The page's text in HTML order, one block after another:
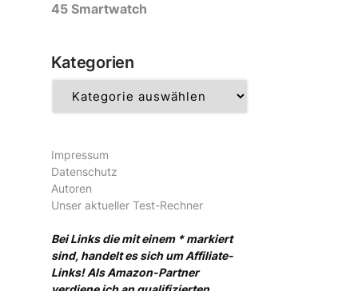
45 Smartwatch
Kategorien
Impressum
Datenschutz
Autoren
Unser aktueller Test-Rechner
Bei Links die mit einem * markiert
sind, handelt es sich um Affiliate-
Links! Als Amazon-Partner